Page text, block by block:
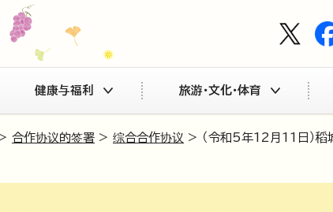
健康与福利 旅游・文化・体育
合作协议的签署 > 综合合作协议 > （令和5年12月11日）稻